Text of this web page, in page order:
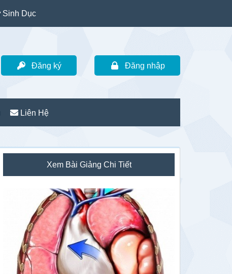
Sinh Dục
Đăng ký Đăng nhập
Liên Hệ
Sidebar
chính
Xem Bài Giảng Chi Tiết